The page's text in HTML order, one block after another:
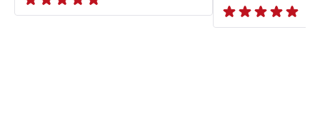
ratings.NaN
ratings.NaN